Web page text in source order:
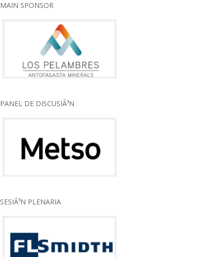
MAIN SPONSOR
PANEL DE DISCUSIÃ³N
SESIÃ³N PLENARIA